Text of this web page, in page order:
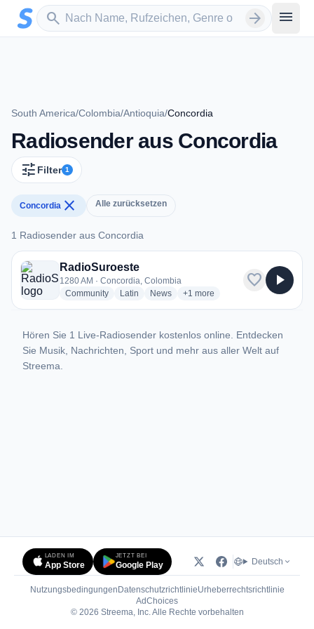
Zum Hauptinhalt springen
search
Sender suchen arrow_forward menu
South America/Colombia/Antioquia/Concordia
Radiosender aus Concordia
tune Filter 1
Concordia close Alle zurücksetzen
1 Radiosender aus Concordia
1 Radiosender aus Concordia
RadioSuroeste
1280 AM · Concordia, Colombia
Communityradio stations
Latin radio stations
Newsradio stations
+1 more genres for RadioSuroeste
more
favorite play_arrow
Hören Sie 1 Live-Radiosender kostenlos online. Entdecken
Sie Musik, Nachrichten, Sport und mehr aus aller Welt auf
Streema.
LADEN IM
App Store
JETZT BEI
Google Play Deutsch
Nutzungsbedingungen DatenschutzrichtlinieUrheberrechtsrichtlinie
AdChoices(öffnet in neuem Tab)
© 2026 Streema, Inc. Alle Rechte vorbehalten